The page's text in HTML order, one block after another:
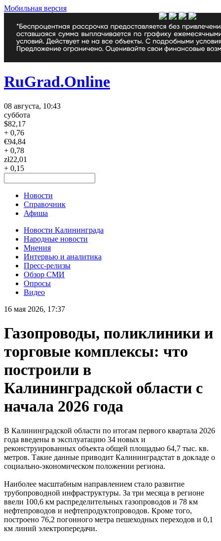
Мобильная версия
RuGrad.Online
08 августа, 10:43
суббота
$82,17
+ 0,76
€94,84
+ 0,78
zł22,01
+ 0,15
Новости
Справочник
Афиша
Новости Калининграда
Народные новости
Мнения
Интервью и аналитика
Пресс-релизы
Обзор СМИ
Опросы
Видео
16 мая 2026, 17:37
Газопроводы, поликлиники и
торговые комплексы: что
построили в
Калининградской области с
начала 2026 года
В Калининградской области по итогам первого квартала 2026
года введены в эксплуатацию 34 новых и
реконструированных объекта общей площадью 64,7 тыс. кв.
метров. Такие данные приводит Калининградстат в докладе о
социально-экономическом положении региона.
Наиболее масштабным направлением стало развитие
трубопроводной инфраструктуры. За три месяца в регионе
ввели 100,6 км распределительных газопроводов и 78 км
нефтепроводов и нефтепродуктопроводов. Кроме того,
построено 76,2 погонного метра пешеходных переходов и 0,1
км линий электропередачи.